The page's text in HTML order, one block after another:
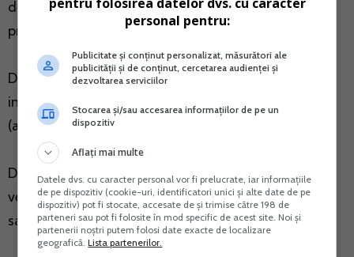
desfasura activitatea direct, cu personal angajat sau
prin colaborare cu terte persoane in conditiile legii.
Din intrebarea dumneavoastra se intelege ca vorbim,
in mod evident, despre o activitate dependenta
(asociatul doreste sa se angajeze).
Daca nu indepliniti 4 din criteriile enuntate mai sus,
veti incheia contract de munca si veti contabiliza
salariul.
personal pentru:
Publicitate și conținut personalizat, măsurători ale
publicității și de conținut, cercetarea audienței și
dezvoltarea serviciilor
Stocarea și/sau accesarea informațiilor de pe un
dispozitiv
Aflați mai multe
Datele dvs. cu caracter personal vor fi prelucrate, iar informațiile
de pe dispozitiv (cookie-uri, identificatori unici și alte date de pe
dispozitiv) pot fi stocate, accesate de și trimise către 198 de
parteneri sau pot fi folosite în mod specific de acest site. Noi și
partenerii noștri putem folosi date exacte de localizare
geografică.Lista partenerilor.